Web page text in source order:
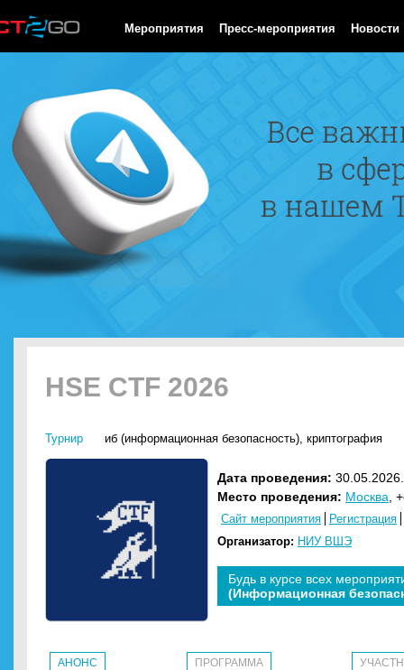
Мероприятия Пресс-мероприятия Новости
HSE CTF 2026
Турнир иб (информационная безопасность), криптография
Дата проведения:
Место проведения: Москва ,
Сайт мероприятия
Регистрация
Организатор: НИУ ВШЭ
Будь в курсе всех
(Информационная
АНОНС ПРОГРАММА